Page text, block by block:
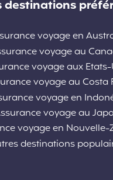
destinations
voyage en
voyage au
voyage aux
voyage au Costa
voyage en
voyage au
voyage en Nouvelle-
destinations